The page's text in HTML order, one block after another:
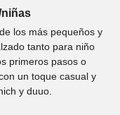
los más pequeños y
tanto para niño
primeros pasos o
un toque casual y
y duuo.